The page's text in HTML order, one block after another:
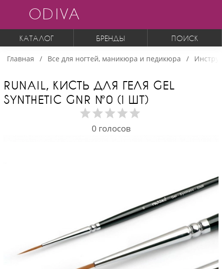
ODIVA
КАТАЛОГ БРЕНДЫ ПОИСК
Главная Все для ногтей, маникюра и педикюра
RUNAIL, КИСТЬ ДЛЯ ГЕЛЯ GEL
SYNTHETIC GNR №0 (1 ШТ)
0 голосов